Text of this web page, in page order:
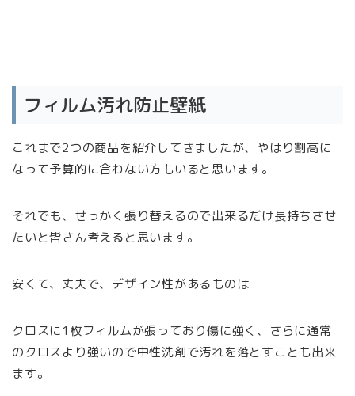
フィルム汚れ防止壁紙
これまで2つの商品を紹介してきましたが、やはり割高に
なって予算的に合わない方もいると思います。
それでも、せっかく張り替えるので出来るだけ長持ちさせ
たいと皆さん考えると思います。
安くて、丈夫で、デザイン性があるものは
クロスに1枚フィルムが張っており傷に強く、さらに通常
のクロスより強いので中性洗剤で汚れを落とすことも出来
ます。